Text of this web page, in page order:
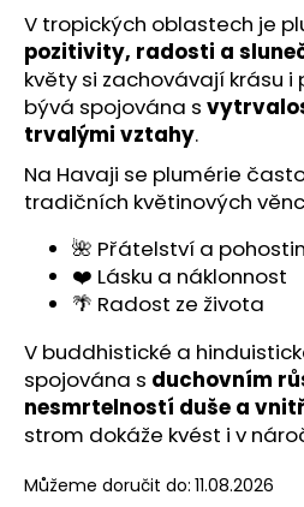
V tropických oblastech je
pozitivity, radosti a
květy si zachovávají krásu i
bývá spojována s
trvalými vztahy.
Na Havaji se plumérie
tradičních květinových
🌺 Přátelství a
❤️ Lásku a náklonnost
🌴 Radost ze života
V buddhistické a
spojována s duchovním
nesmrtelností duše a
strom dokáže kvést i v
Můžeme doručit do: 11.08.2026
D
o
p
o
r
č
u
ŘETÍZEK
NA
BRÝLE
Kč